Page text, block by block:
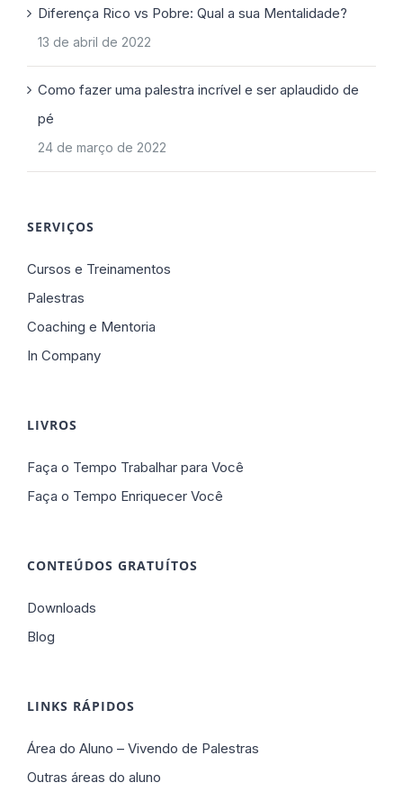
Diferença Rico vs Pobre: Qual a sua Mentalidade?
13 de abril de 2022
Como fazer uma palestra incrível e ser aplaudido de
pé
24 de março de 2022
SERVIÇOS
Cursos e Treinamentos
Palestras
Coaching e Mentoria
In Company
LIVROS
Faça o Tempo Trabalhar para Você
Faça o Tempo Enriquecer Você
CONTEÚDOS GRATUÍTOS
Downloads
Blog
LINKS RÁPIDOS
Área do Aluno – Vivendo de Palestras
Outras áreas do aluno